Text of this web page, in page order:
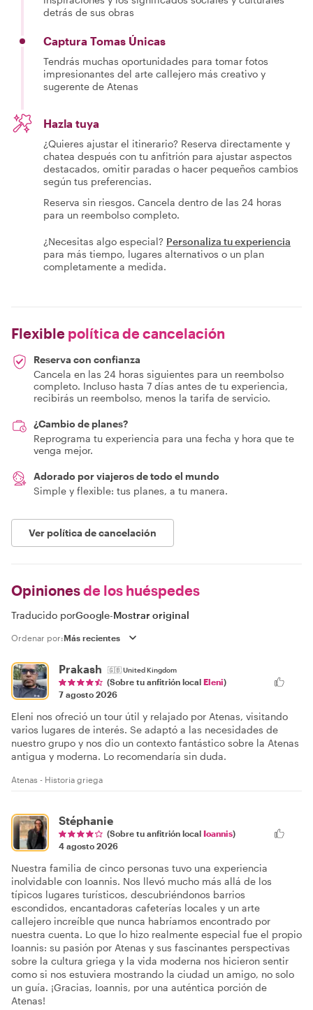
detrás de sus obras
Captura Tomas Únicas
Tendrás muchas oportunidades para tomar fotos
impresionantes del arte callejero más creativo y
sugerente de Atenas
Hazla tuya
¿Quieres ajustar el itinerario? Reserva directamente y
chatea después con tu anfitrión para ajustar aspectos
destacados, omitir paradas o hacer pequeños cambios
según tus preferencias.
Reserva sin riesgos. Cancela dentro de las 24 horas
para un reembolso completo.
¿Necesitas algo especial? Personaliza tu experiencia
para más tiempo, lugares alternativos o un plan
completamente a medida.
Flexible política de cancelación
Reserva con confianza
Cancela en las 24 horas siguientes para un reembolso
completo. Incluso hasta 7 días antes de tu experiencia,
recibirás un reembolso, menos la tarifa de servicio.
¿Cambio de planes?
Reprograma tu experiencia para una fecha y hora que te
venga mejor.
Adorado por viajeros de todo el mundo
Simple y flexible: tus planes, a tu manera.
Ver política de cancelación
Opinionesde los huéspedes
Traducido porGoogle-Mostrar original
Ordenar por:
Prakash 🇬🇧United Kingdom
(Sobre tu anfitrión local Eleni)
7 agosto 2026
Eleni nos ofreció un tour útil y relajado por Atenas, visitando
varios lugares de interés. Se adaptó a las necesidades de
nuestro grupo y nos dio un contexto fantástico sobre la Atenas
antigua y moderna. Lo recomendaría sin duda.
Atenas - Historia griega
Stéphanie
(Sobre tu anfitrión local Ioannis)
4 agosto 2026
Nuestra familia de cinco personas tuvo una experiencia
inolvidable con Ioannis. Nos llevó mucho más allá de los
típicos lugares turísticos, descubriéndonos barrios
escondidos, encantadoras cafeterías locales y un arte
callejero increíble que nunca habríamos encontrado por
nuestra cuenta. Lo que lo hizo realmente especial fue el propio
Ioannis: su pasión por Atenas y sus fascinantes perspectivas
sobre la cultura griega y la vida moderna nos hicieron sentir
como si nos estuviera mostrando la ciudad un amigo, no solo
un guía. ¡Gracias, Ioannis, por una auténtica porción de
Atenas!